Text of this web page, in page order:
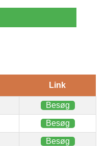
Link
Besøg
Besøg
Besøg